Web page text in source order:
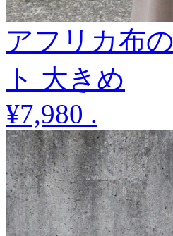
アフリカ布
ト 大きめ
¥7,980 .